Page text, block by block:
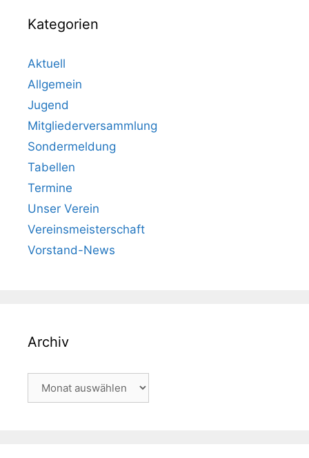
Kategorien
Aktuell
Allgemein
Jugend
Mitgliederversammlung
Sondermeldung
Tabellen
Termine
Unser Verein
Vereinsmeisterschaft
Vorstand-News
Archiv